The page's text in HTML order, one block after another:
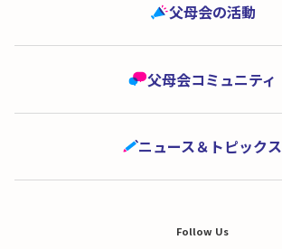
父母会の活動
父母会コミュニティ
ニュース＆トピックス
Follow Us